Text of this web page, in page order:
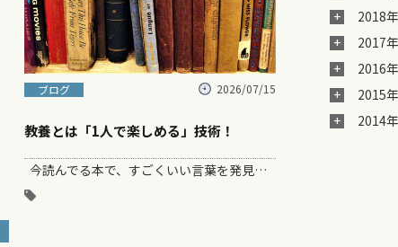
ブログ 2026/07/15
教養とは「1人で楽しめる」技術！
今読んでる本で、すごくいい言葉を発見。 「教養とは、1人で時間を潰せる技術」 &nbs…
2018年
2017年
2016年
2015年
2014年